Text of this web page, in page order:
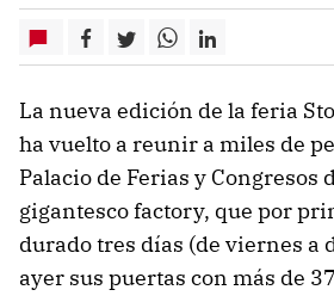
La nueva edición de la feria
ha vuelto a reunir a miles de
Palacio de Ferias y Congresos
gigantesco factory, que por
durado tres días (de viernes a
ayer sus puertas con más de